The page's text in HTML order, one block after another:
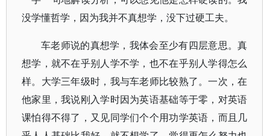
没学懂哲学，因为我并不真想学，没下过硬工夫。
车老师说的真想学，我体会至少有四层意思。真
想学，就不在乎别人学不学，也不在乎别人学得怎么
样。大学三年级时，我与车老师比较熟了。一次，在
他家里，我说刚入学时因为英语基础等于零，对英语
课怕得不得了，又见同学们个个用功学英语，而且几